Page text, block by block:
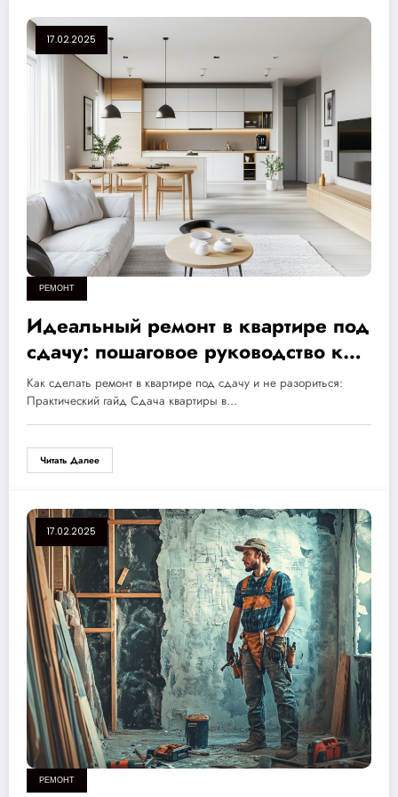
17.02.2025
РЕМОНТ
Идеальный ремонт в квартире под
сдачу: пошаговое руководство как
сэкономить на затратах
Как сделать ремонт в квартире под сдачу и не разориться:
Практический гайд Сдача квартиры в…
Читать Далее
17.02.2025
РЕМОНТ